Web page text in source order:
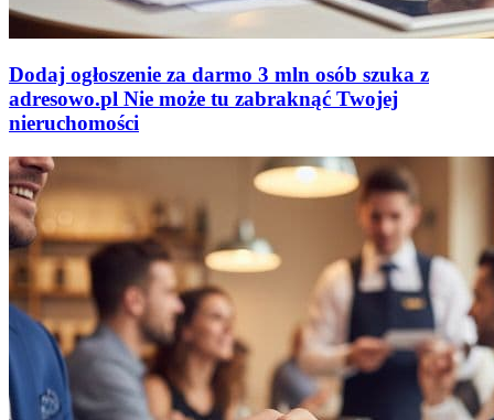
Dodaj ogłoszenie za darmo 3 mln osób szuka z
adresowo.pl Nie może tu zabraknąć Twojej
nieruchomości